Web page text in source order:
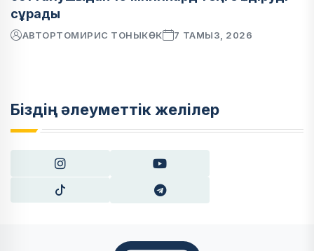
сұрады
АВТОРТОМИРИС ТОНЫКӨК 7 ТАМЫЗ, 2026
Біздің әлеуметтік желілер